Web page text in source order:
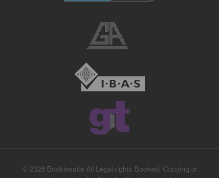
© 2026 Bookiessite All Legal rights Booked. Copying or